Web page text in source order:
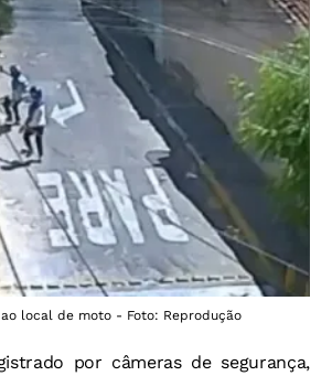
local de moto - Foto: Reprodução
por câmeras de segurança,